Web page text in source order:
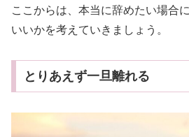
ここからは、本当に辞めたい場合
いいかを考えていきましょう。
とりあえず一旦離れる